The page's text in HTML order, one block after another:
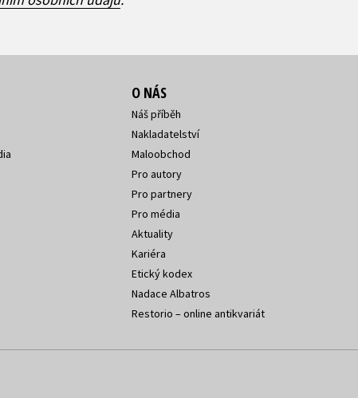
O NÁS
Náš příběh
Nakladatelství
Maloobchod
Pro autory
Pro partnery
Pro média
Aktuality
Kariéra
Etický kodex
Nadace Albatros
Restorio – online antikvariát